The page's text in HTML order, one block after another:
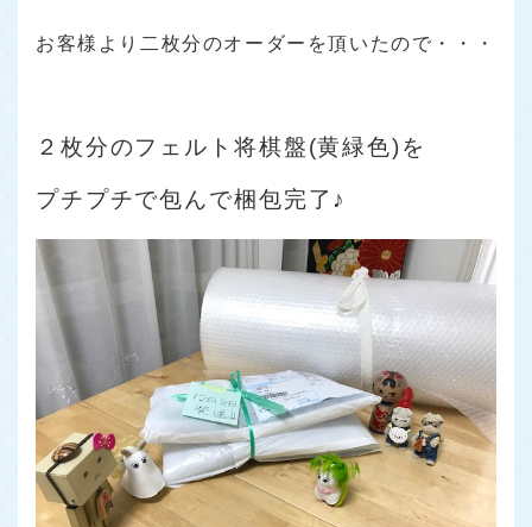
お客様より二枚分のオーダーを頂いたので・・・
２枚分のフェルト将棋盤(黄緑色)を
プチプチで包んで梱包完了♪